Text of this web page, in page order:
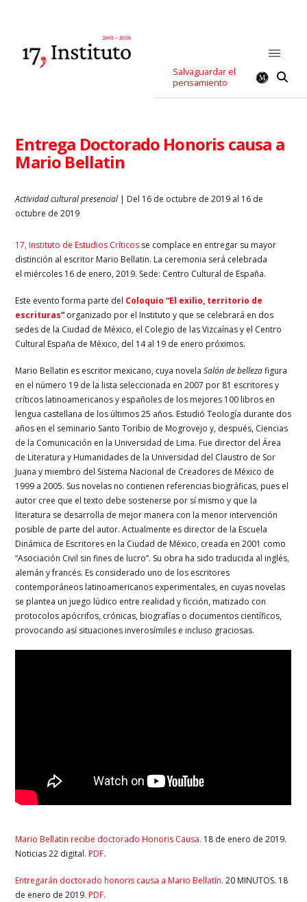
Salvaguardar el
pensamiento
Entrega Doctorado Honoris causa a
Mario Bellatin
Actividad cultural presencial| Del 16 de octubre de 2019 al 16 de
octubre de 2019
17, Instituto de Estudios Críticos se complace en entregar su mayor
distinción al escritor Mario Bellatin. La ceremonia será celebrada
el miércoles 16 de enero, 2019. Sede: Centro Cultural de España.
Este evento forma parte del Coloquio “El exilio, territorio de
escrituras” organizado por el Instituto y que se celebrará en dos
sedes de la Ciudad de México, el Colegio de las Vizcaínas y el Centro
Cultural España de México, del 14 al 19 de enero próximos.
Mario Bellatin es escritor mexicano, cuya novelaSalón de bellezafigura
en el número 19 de la lista seleccionada en 2007 por 81 escritores y
críticos latinoamericanos y españoles de los mejores 100 libros en
lengua castellana de los últimos 25 años. Estudió Teología durante dos
años en el seminario Santo Toribio de Mogrovejo y, después, Ciencias
de la Comunicación en la Universidad de Lima. Fue director del Área
de Literatura y Humanidades de la Universidad del Claustro de Sor
Juana y miembro del Sistema Nacional de Creadores de México de
1999 a 2005. Sus novelas no contienen referencias biográficas, pues el
autor cree que el texto debe sostenerse por sí mismo y que la
literatura se desarrolla de mejor manera con la menor intervención
posible de parte del autor. Actualmente es director de la Escuela
Dinámica de Escritores en la Ciudad de México, creada en 2001 como
“Asociación Civil sin fines de lucro”. Su obra ha sido traducida al inglés,
alemán y francés. Es considerado uno de los escritores
contemporáneos latinoamericanos experimentales, en cuyas novelas
se plantea un juego lúdico entre realidad y ficción, matizado con
protocolos apócrifos, crónicas, biografías o documentos científicos,
provocando así situaciones inverosímiles e incluso graciosas.
Mario Bellatin recibe doctorado Honoris Causa. 18 de enero de 2019.
Noticias 22 digital.PDF.
Entregarán doctorado honoris causa a Mario Bellatín. 20 MINUTOS. 18
de enero de 2019.PDF.